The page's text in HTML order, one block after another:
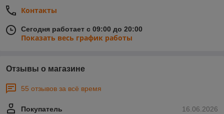
Контакты
Сегодня работает с 09:00 до 20:00
Показать весь график работы
Отзывы о магазине
55 отзывов за всё время
16.06.2026
Покупатель